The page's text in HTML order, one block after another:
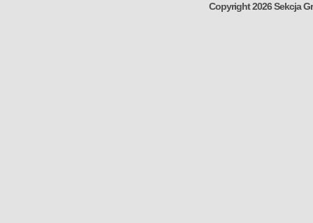
Copyright 2026 Sekcja